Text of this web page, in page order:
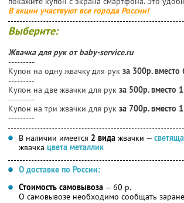
В акции участвуют все города России!
Выберите:
Жвачка для рук от baby-service.ru
---------
Купон на одну жвачку для рук за 300р. вместо
---------
Купон на две жвачки для рук за 500р. вместо
---------
Купон на три жвачки для рук за 700р. вместо
---------
В наличии имеется 2 вида жвачки —
жвачка цвета металлик
О доставке по России:
Стоимость самовывоза — 60 р.
О самовывозе необходимо сообщать